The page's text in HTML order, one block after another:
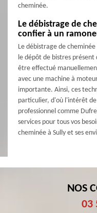
cheminée.
Le débistrage de
confier à un
Le débistrage de
le dépôt de bistres
être effectué
avec une machine à
importante. Ainsi, ces
particulier, d'où l'intérêt
professionnel comme
services pour tous vos
cheminée à Sully et ses
NOS
03